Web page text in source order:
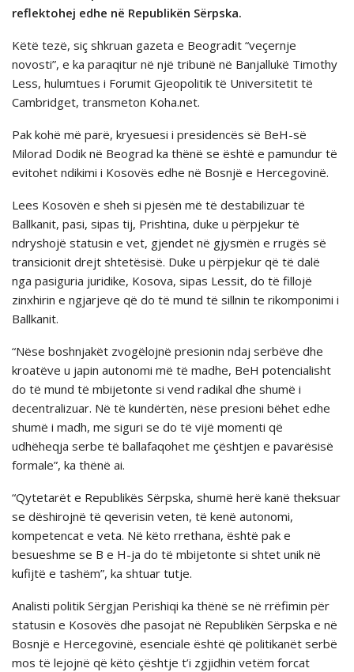
reflektohej edhe në Republikën Sërpska.
Këtë tezë, siç shkruan gazeta e Beogradit “veçernje
novosti”, e ka paraqitur në një tribunë në Banjallukë Timothy
Less, hulumtues i Forumit Gjeopolitik të Universitetit të
Cambridget, transmeton Koha.net.
Pak kohë më parë, kryesuesi i presidencës së BeH-së
Milorad Dodik në Beograd ka thënë se është e pamundur të
evitohet ndikimi i Kosovës edhe në Bosnjë e Hercegovinë.
Lees Kosovën e sheh si pjesën më të destabilizuar të
Ballkanit, pasi, sipas tij, Prishtina, duke u përpjekur të
ndryshojë statusin e vet, gjendet në gjysmën e rrugës së
transicionit drejt shtetësisë. Duke u përpjekur që të dalë
nga pasiguria juridike, Kosova, sipas Lessit, do të fillojë
zinxhirin e ngjarjeve që do të mund të sillnin te rikomponimi i
Ballkanit.
“Nëse boshnjakët zvogëlojnë presionin ndaj serbëve dhe
kroatëve u japin autonomi më të madhe, BeH potencialisht
do të mund të mbijetonte si vend radikal dhe shumë i
decentralizuar. Në të kundërtën, nëse presioni bëhet edhe
shumë i madh, me siguri se do të vijë momenti që
udhëheqja serbe të ballafaqohet me çështjen e pavarësisë
formale”, ka thënë ai.
“Qytetarët e Republikës Sërpska, shumë herë kanë theksuar
se dëshirojnë të qeverisin veten, të kenë autonomi,
kompetencat e veta. Në këto rrethana, është pak e
besueshme se B e H-ja do të mbijetonte si shtet unik në
kufijtë e tashëm”, ka shtuar tutje.
Analisti politik Sërgjan Perishiqi ka thënë se në rrëfimin për
statusin e Kosovës dhe pasojat në Republikën Sërpska e në
Bosnjë e Hercegovinë, esenciale është që politikanët serbë
mos të lejojnë që këto çështje t’i zgjidhin vetëm forcat